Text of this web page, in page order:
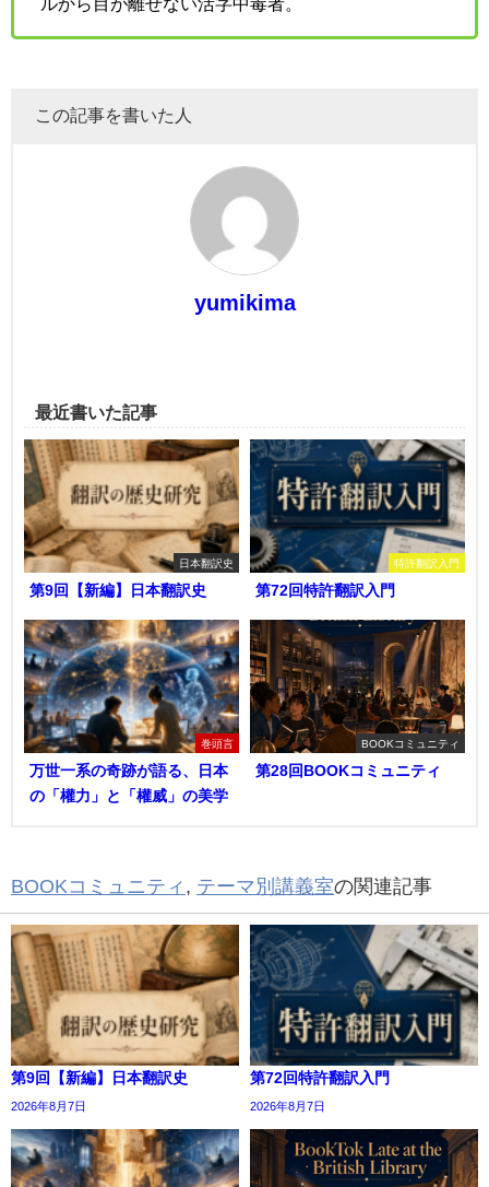
ルから目が離せない活字中毒者。
この記事を書いた人
yumikima
最近書いた記事
日本翻訳史
第9回【新編】日本翻訳史
特許翻訳入門
第72回特許翻訳入門
巻頭言
万世一系の奇跡が語る、日本
の「權力」と「權威」の美学
BOOKコミュニティ
第28回BOOKコミュニティ
BOOKコミュニティ , テーマ別講義室の関連記事
第9回【新編】日本翻訳史
2026年8月7日
第72回特許翻訳入門
2026年8月7日